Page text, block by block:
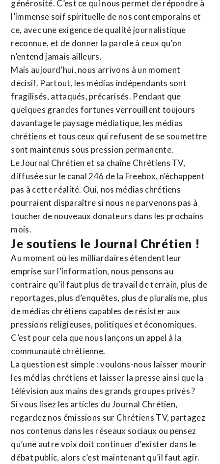
générosité. C’est ce qui nous permet de répondre à
l’immense soif spirituelle de nos contemporains et
ce, avec une exigence de qualité journalistique
reconnue, et de donner la parole à ceux qu’on
n’entend jamais ailleurs.
Mais aujourd’hui, nous arrivons à un moment
décisif. Partout, les médias indépendants sont
fragilisés, attaqués, précarisés. Pendant que
quelques grandes fortunes verrouillent toujours
davantage le paysage médiatique, les médias
chrétiens et tous ceux qui refusent de se soumettre
sont maintenus sous pression permanente.
Le Journal Chrétien et sa chaîne Chrétiens TV,
diffusée sur le canal 246 de la Freebox, n’échappent
pas à cette réalité. Oui, nos médias chrétiens
pourraient disparaître si nous ne parvenons pas à
toucher de nouveaux donateurs dans les prochains
mois.
Je soutiens le Journal Chrétien !
Au moment où les milliardaires étendent leur
emprise sur l’information, nous pensons au
contraire qu’il faut plus de travail de terrain, plus de
reportages, plus d’enquêtes, plus de pluralisme, plus
de médias chrétiens capables de résister aux
pressions religieuses, politiques et économiques.
C’est pour cela que nous lançons un appel à la
communauté chrétienne.
La question est simple : voulons-nous laisser mourir
les médias chrétiens et laisser la presse ainsi que la
télévision aux mains des grands groupes privés ?
Si vous lisez les articles du Journal Chrétien,
regardez nos émissions sur Chrétiens TV, partagez
nos contenus dans les réseaux sociaux ou pensez
qu’une autre voix doit continuer d’exister dans le
débat public, alors c’est maintenant qu’il faut agir.